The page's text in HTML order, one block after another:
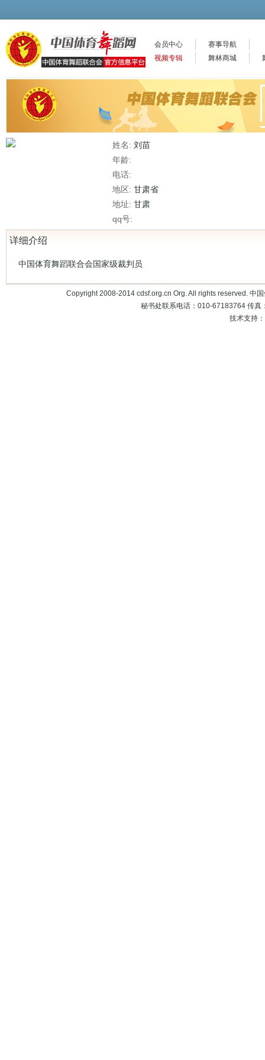
会员中心
赛事导航
视频专辑
舞林商城
姓名: 刘苗
年龄:
电话:
地区: 甘肃省
地址: 甘肃
qq号:
详细介绍
中国体育舞蹈联合会国家级裁判员
Copyright 2008-2014 cdsf.org.cn Org. All rights reserved. 中
秘书处联系电话：010-67183764 传
技术支持